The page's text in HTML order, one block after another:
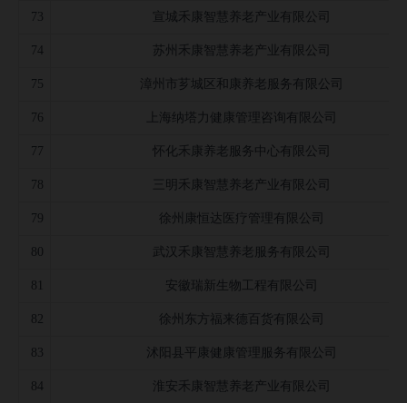
73 宣城禾康智慧养老产业有限公司
74 苏州禾康智慧养老产业有限公司
75 漳州市芗城区和康养老服务有限公司
76 上海纳塔力健康管理咨询有限公司
77 怀化禾康养老服务中心有限公司
78 三明禾康智慧养老产业有限公司
79 徐州康恒达医疗管理有限公司
80 武汉禾康智慧养老服务有限公司
81 安徽瑞新生物工程有限公司
82 徐州东方福来德百货有限公司
83 沭阳县平康健康管理服务有限公司
84 淮安禾康智慧养老产业有限公司